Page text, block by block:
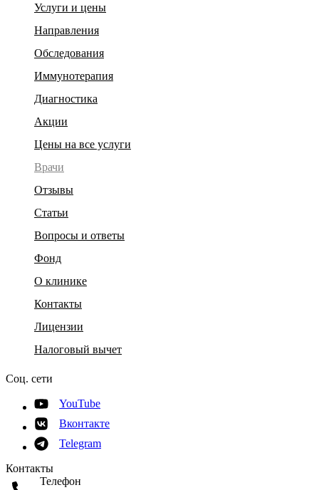
Услуги и цены
Направления
Обследования
Иммунотерапия
Диагностика
Акции
Цены на все услуги
Врачи
Отзывы
Статьи
Вопросы и ответы
Фонд
О клинике
Контакты
Лицензии
Налоговый вычет
Соц. сети
YouTube
Вконтакте
Telegram
Контакты
Телефон